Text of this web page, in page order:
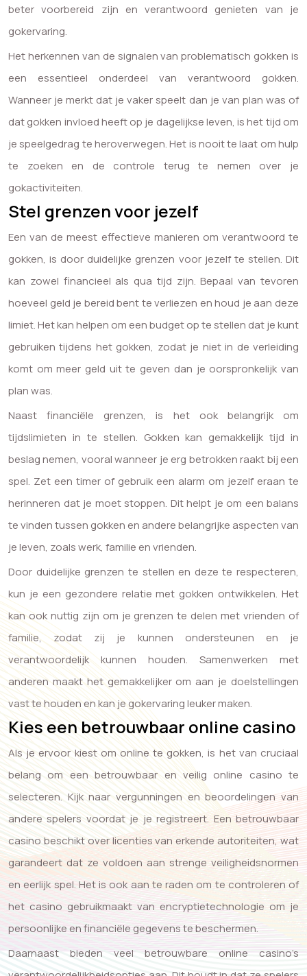
beter voorbereid zijn en verantwoord genieten van je
gokervaring.
Het herkennen van de signalen van problematisch gokken is
een essentieel onderdeel van verantwoord gokken.
Wanneer je merkt dat je vaker speelt dan je van plan was of
dat gokken invloed heeft op je dagelijkse leven, is het tijd om
je speelgedrag te heroverwegen. Het is nooit te laat om hulp
te zoeken en de controle terug te nemen over je
gokactiviteiten.
Stel grenzen voor jezelf
Een van de meest effectieve manieren om verantwoord te
gokken, is door duidelijke grenzen voor jezelf te stellen. Dit
kan zowel financieel als qua tijd zijn. Bepaal van tevoren
hoeveel geld je bereid bent te verliezen en houd je aan deze
limiet. Het kan helpen om een budget op te stellen dat je kunt
gebruiken tijdens het gokken, zodat je niet in de verleiding
komt om meer geld uit te geven dan je oorspronkelijk van
plan was.
Naast financiële grenzen, is het ook belangrijk om
tijdslimieten in te stellen. Gokken kan gemakkelijk tijd in
beslag nemen, vooral wanneer je erg betrokken raakt bij een
spel. Zet een timer of gebruik een alarm om jezelf eraan te
herinneren dat je moet stoppen. Dit helpt je om een balans
te vinden tussen gokken en andere belangrijke aspecten van
je leven, zoals werk, familie en vrienden.
Door duidelijke grenzen te stellen en deze te respecteren,
kun je een gezondere relatie met gokken ontwikkelen. Het
kan ook nuttig zijn om je grenzen te delen met vrienden of
familie, zodat zij je kunnen ondersteunen en je
verantwoordelijk kunnen houden. Samenwerken met
anderen maakt het gemakkelijker om aan je doelstellingen
vast te houden en kan je gokervaring leuker maken.
Kies een betrouwbaar online casino
Als je ervoor kiest om online te gokken, is het van cruciaal
belang om een betrouwbaar en veilig online casino te
selecteren. Kijk naar vergunningen en beoordelingen van
andere spelers voordat je je registreert. Een betrouwbaar
casino beschikt over licenties van erkende autoriteiten, wat
garandeert dat ze voldoen aan strenge veiligheidsnormen
en eerlijk spel. Het is ook aan te raden om te controleren of
het casino gebruikmaakt van encryptietechnologie om je
persoonlijke en financiële gegevens te beschermen.
Daarnaast bieden veel betrouwbare online casino’s